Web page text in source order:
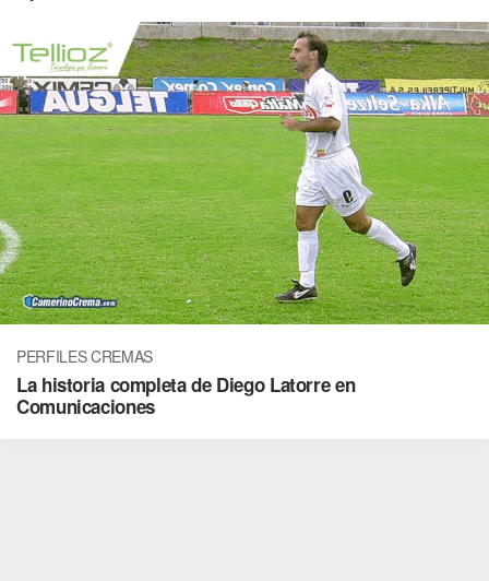
PERFILES CREMAS
La historia completa de Diego Latorre en
Comunicaciones